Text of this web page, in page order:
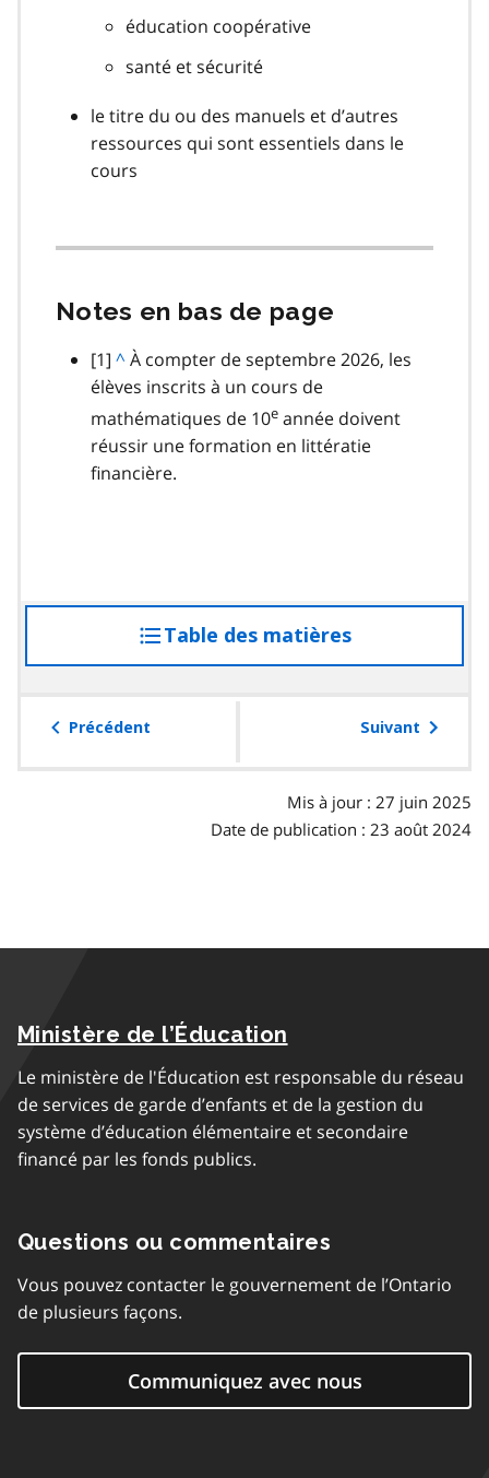
éducation coopérative
santé et sécurité
le titre du ou des manuels et d’autres
ressources qui sont essentiels dans le
cours
Notes en bas de page
note
de
bas
de
page
[1] R
e
t
o
u
a
a
^ À compter de septembre 2026, les
élèves inscrits à un cours de
mathématiques de 10e année doivent
réussir une formation en littératie
financière.
Table des matières
à
table
Précédent Suivant
Mis à jour : 27 juin 2025
Date de publication : 23 août 2024
Ministère de l’Éducation
Le ministère de l'Éducation est responsable du réseau
de services de garde d’enfants et de la gestion du
système d’éducation élémentaire et secondaire
financé par les fonds publics.
Questions ou commentaires
Vous pouvez contacter le gouvernement de l’Ontario
de plusieurs façons.
Communiquez avec nous